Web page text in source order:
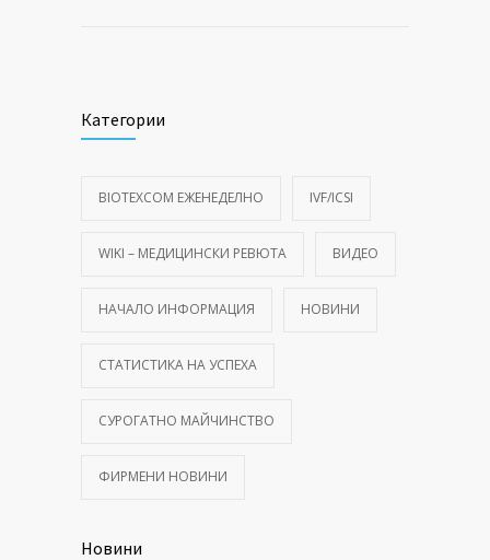
Категории
BIOTEXCOM ЕЖЕНЕДЕЛНО IVF/ICSI
WIKI – МЕДИЦИНСКИ РЕВЮТА ВИДЕО
НАЧАЛО ИНФОРМАЦИЯ НОВИНИ
СТАТИСТИКА НА УСПЕХА
СУРОГАТНО МАЙЧИНСТВО
ФИРМЕНИ НОВИНИ
Новини